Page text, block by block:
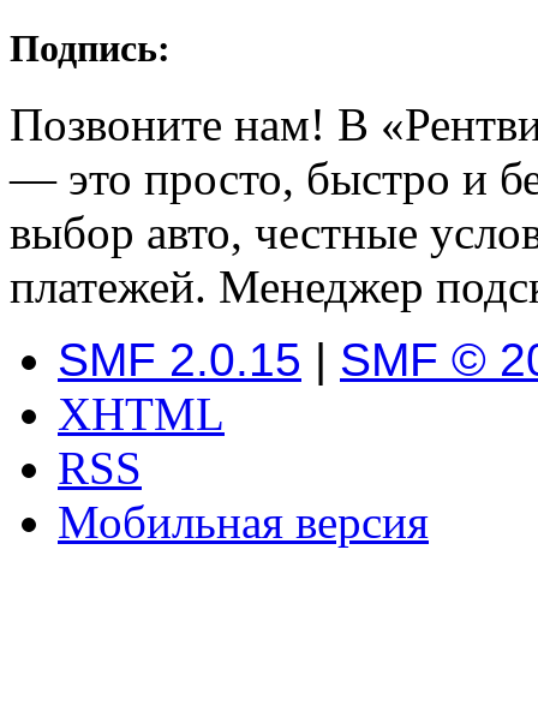
Подпись:
Позвоните нам! В
— это просто, быстро и
выбор авто, честные
платежей. Менеджер
SMF 2.0.15 | SMF ©
XHTML
RSS
Мобильная версия